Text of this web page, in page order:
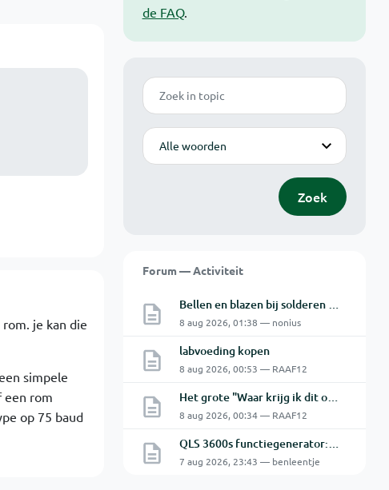
de FAQ.
Zoek
Modus
Zoek
Forum — Activiteit
Bellen en blazen bij solderen van Chinese PCBs
8 aug 2026, 01:38 — nonius
labvoeding kopen
8 aug 2026, 00:53 — RAAF12
Het grote "Waar krijg ik dit onderdeel" topic Deel 11
8 aug 2026, 00:34 — RAAF12
QLS 3600s functiegenerator: software verbinden lukt niet.
7 aug 2026, 23:43 — benleentje
je kan die
simpele
een rom
op 75 baud